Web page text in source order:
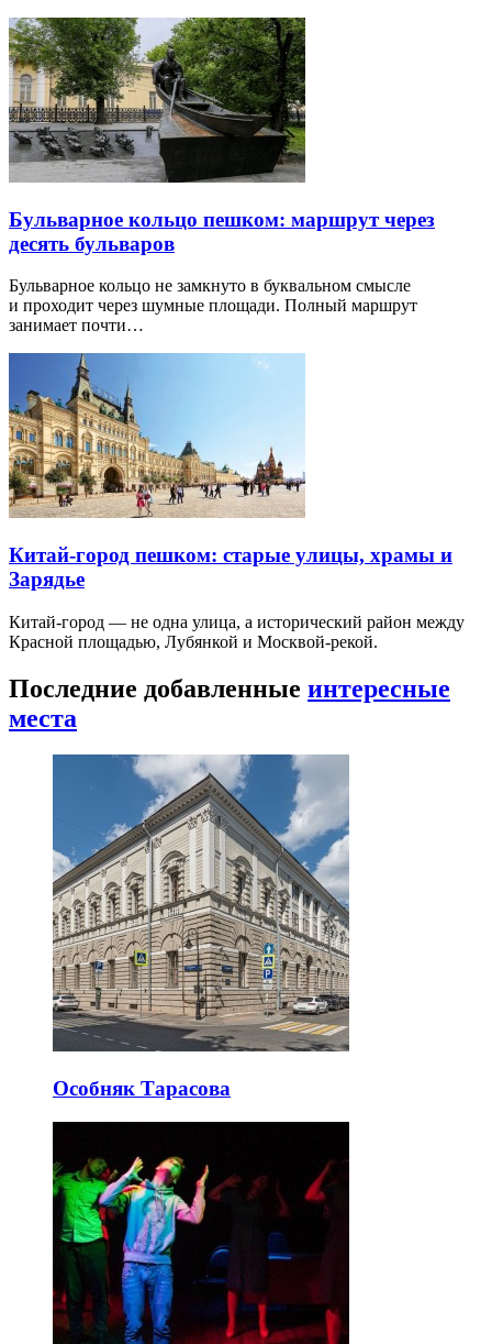
Бульварное кольцо пешком: маршрут через
десять бульваров
Бульварное кольцо не замкнуто в буквальном смысле
и проходит через шумные площади. Полный маршрут
занимает почти…
Китай-город пешком: старые улицы, храмы и
Зарядье
Китай-город — не одна улица, а исторический район между
Красной площадью, Лубянкой и Москвой-рекой.
Последние добавленные интересные
места
Особняк Тарасова